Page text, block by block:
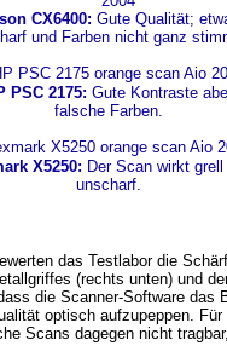
CX6400: Gute Qualität;
und Farben nicht ganz
PSC 2175: Gute Kontraste
falsche Farben.
X5250: Der Scan wirkt grell
unscharf.
das Testlabor die
(rechts unten) und
die Scanner-Software das
optisch aufzupeppen.
Scans dagegen nicht